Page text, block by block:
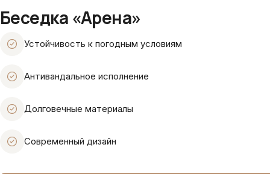
Беседка «Арена»
Устойчивость к погодным условиям
Антивандальное исполнение
Долговечные материалы
Современный дизайн